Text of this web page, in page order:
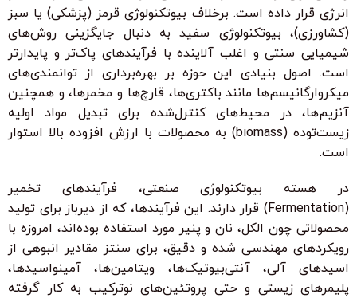
انرژی قرار داده است. برخلاف بیوتکنولوژی قرمز (پزشکی) یا سبز
(کشاورزی)، بیوتکنولوژی سفید به دنبال جایگزینی روش‌های
شیمیایی سنتی و اغلب آلاینده با فرآیندهای پاک‌تر و پایدارتر
است. اصول بنیادی این حوزه بر بهره‌برداری از توانمندی‌های
میکروارگانیسم‌ها مانند باکتری‌ها، قارچ‌ها و مخمرها، و همچنین
آنزیم‌ها، در محیط‌های کنترل‌شده برای تبدیل مواد اولیه
زیست‌توده (biomass) به محصولات با ارزش افزوده بالا استوار
است.
در هسته بیوتکنولوژی صنعتی، فرآیندهای تخمیر
(Fermentation) قرار دارند. این فرآیندها، که از دیرباز برای تولید
محصولاتی چون الکل، نان و پنیر مورد استفاده بوده‌اند، امروزه با
رویکردهای مهندسی شده و دقیق، برای سنتز مقادیر انبوهی از
اسیدهای آلی، آنتی‌بیوتیک‌ها، ویتامین‌ها، آمینواسیدها،
پلیمرهای زیستی و حتی پروتئین‌های نوترکیب به کار گرفته